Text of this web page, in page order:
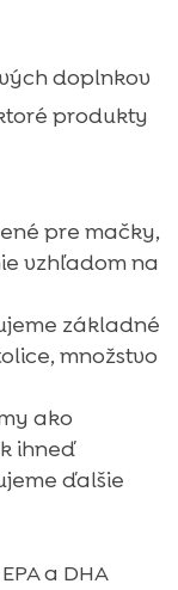
doplnkov
produkty
pre mačky,
vzhľadom na
základné
množstvo
ako
ihneď
ďalšie
a DHA